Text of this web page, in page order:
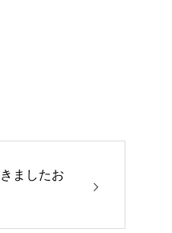
ましたお